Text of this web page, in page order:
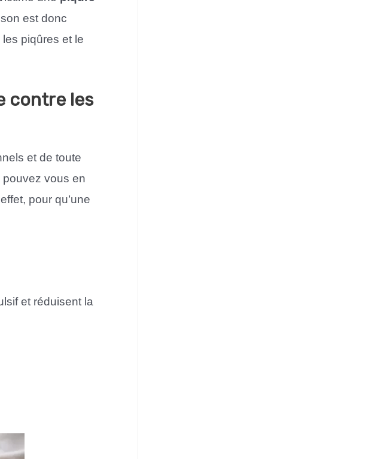
est donc
piqûres et le
contre les
et de toute
pouvez vous en
pour qu’une
et réduisent la